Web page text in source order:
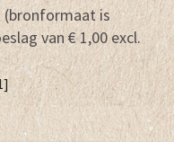
(bronformaat is
van € 1,00 excl.